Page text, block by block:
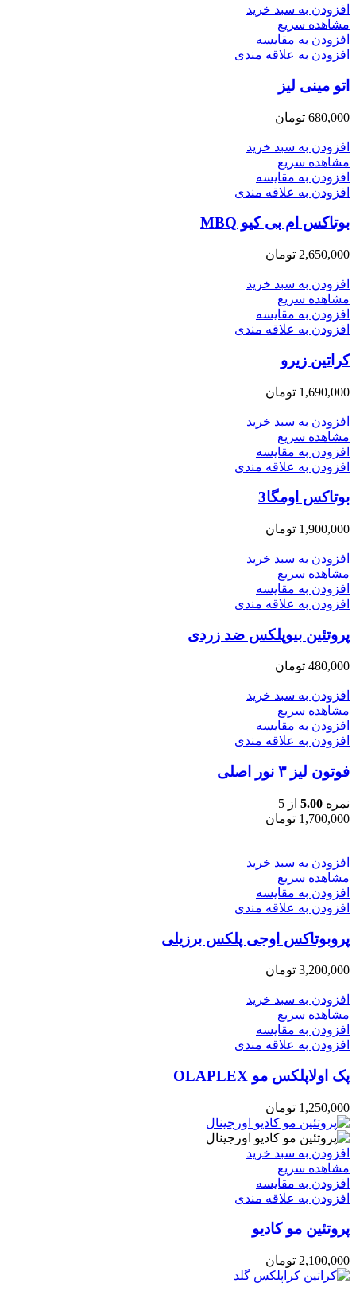
افزودن به سبد خرید
مشاهده سریع
افزودن به مقایسه
افزودن به علاقه مندی
اتو مینی لیز
680,000 تومان
افزودن به سبد خرید
مشاهده سریع
افزودن به مقایسه
افزودن به علاقه مندی
بوتاکس ام بی کیو MBQ
2,650,000 تومان
افزودن به سبد خرید
مشاهده سریع
افزودن به مقایسه
افزودن به علاقه مندی
کراتین زیرو
1,690,000 تومان
افزودن به سبد خرید
مشاهده سریع
افزودن به مقایسه
افزودن به علاقه مندی
بوتاکس اومگا3
1,900,000 تومان
افزودن به سبد خرید
مشاهده سریع
افزودن به مقایسه
افزودن به علاقه مندی
پروتئین بیوپلکس ضد زردی
480,000 تومان
افزودن به سبد خرید
مشاهده سریع
افزودن به مقایسه
افزودن به علاقه مندی
فوتون لیز ۳ نور اصلی
نمره 5.00 از 5
1,700,000 تومان
افزودن به سبد خرید
مشاهده سریع
افزودن به مقایسه
افزودن به علاقه مندی
پروبوتاكس اوجی پلکس برزیلی
3,200,000 تومان
افزودن به سبد خرید
مشاهده سریع
افزودن به مقایسه
افزودن به علاقه مندی
پک اولاپلکس مو OLAPLEX
1,250,000 تومان
افزودن به سبد خرید
مشاهده سریع
افزودن به مقایسه
افزودن به علاقه مندی
پروتئین مو کادیو
2,100,000 تومان